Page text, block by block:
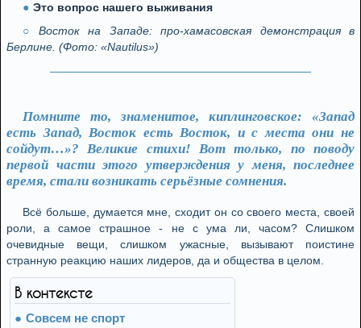
Это вопрос нашего выживания
Восток на Западе: про-хамасовская демонстрация в
Берлине. (Фото: «Nautilus»)
Помните то, знаменитое, киплинговское: «Запад
есть Запад, Восток есть Восток, и с места они не
сойдут…»? Великие стихи! Вот только, по поводу
первой части этого утверждения у меня, последнее
время, стали возникать серьёзные сомнения.
Всё больше, думается мне, сходит он со своего места, своей
роли, а самое страшное - не с ума ли, часом? Слишком
очевидные вещи, слишком ужасные, вызывают поистине
странную реакцию наших лидеров, да и общества в целом.
В контексте
Совсем не спорт